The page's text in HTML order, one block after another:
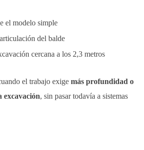
el modelo simple
del balde
cercana a los 2,3 metros
el trabajo exige más profundidad o
excavación, sin pasar todavía a sistemas